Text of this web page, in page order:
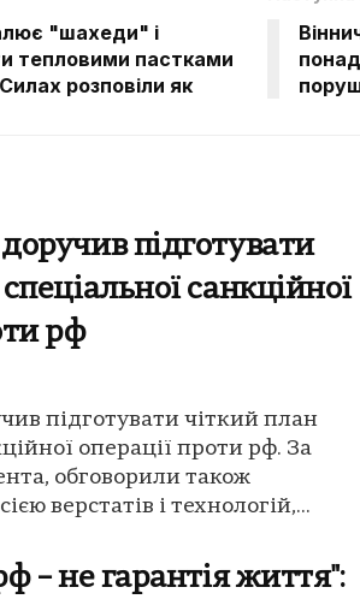
"шахеди" і
тепловими пастками
розповіли як
підготувати
санкційної
рф
підготувати чіткий план
операції проти рф. За
обговорили також
верстатів і технологій,...
– не гарантія життя":